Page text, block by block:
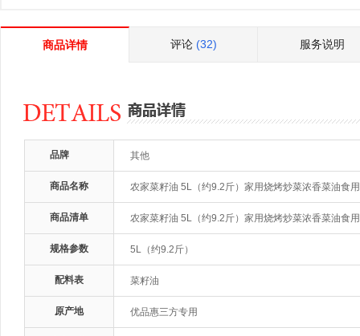
商品详情 评论 (32) 服务说明
品牌 其他
商品名称 农家菜籽油 5L（约9.2斤）家用烧烤炒菜浓香菜油食
商品清单 农家菜籽油 5L（约9.2斤）家用烧烤炒菜浓香菜油食
规格参数 5L（约9.2斤）
配料表 菜籽油
原产地 优品惠三方专用